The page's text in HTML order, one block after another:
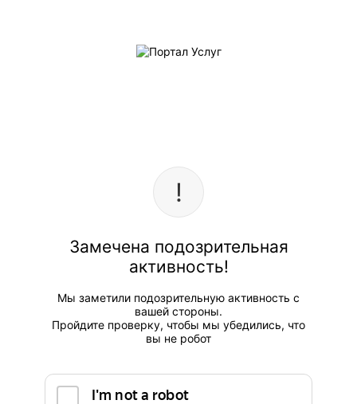
Замечена подозрительная
активность!
Мы заметили подозрительную активность с
вашей стороны.
Пройдите проверку, чтобы мы убедились, что
вы не робот